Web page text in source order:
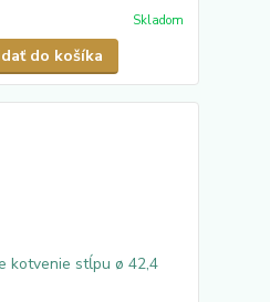
Skladom
do košíka